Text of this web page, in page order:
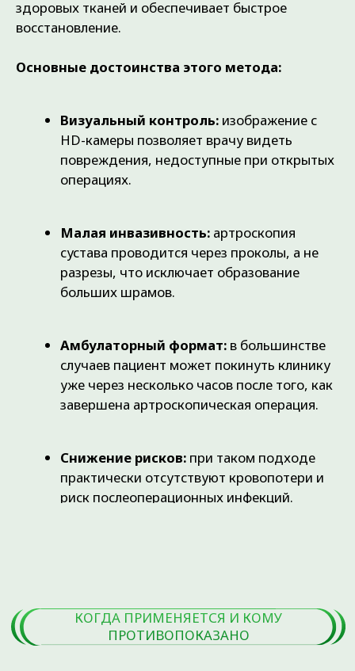
Острых инфекционных
процессах
(гнойные воспаления).
Тяжелой декомпенсации
сердечно-сосудистых патологий.
Остром воспалении слизистых
или кожи
в зоне предполагаемого
Несмотря на малотравматичный
характер,операция артроскопия колена
Противопоказания
Привычные вывихи:например,
артроскопия плечевого сустава при
нестабильности плечевой кости.